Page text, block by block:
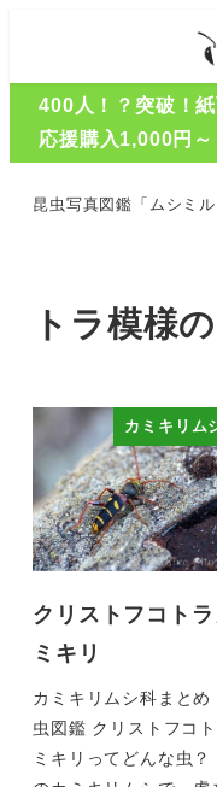
400人！？突破！
応援購入1,000円～
昆虫写真図鑑「ムシミル
トラ模様
カミキリム
クリストフコトラ
ミキリ
カミキリムシ科まとめ
虫図鑑 クリストフコ
ミキリってどんな虫？